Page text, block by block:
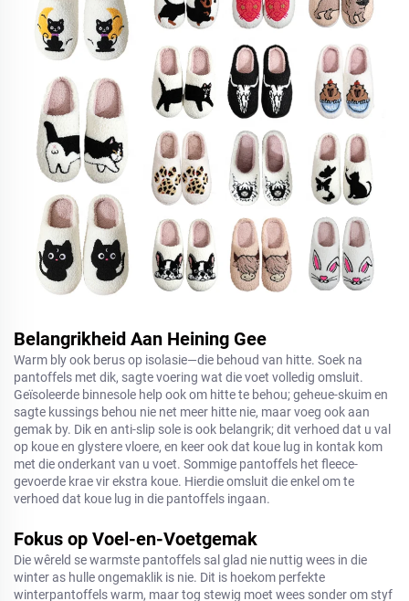
Belangrikheid Aan Heining Gee
Warm bly ook berus op isolasie—die behoud van hitte. Soek na
pantoffels met dik, sagte voering wat die voet volledig omsluit.
Geïsoleerde binnesole help ook om hitte te behou; geheue-skuim en
sagte kussings behou nie net meer hitte nie, maar voeg ook aan
gemak by. Dik en anti-slip sole is ook belangrik; dit verhoed dat u val
op koue en glystere vloere, en keer ook dat koue lug in kontak kom
met die onderkant van u voet. Sommige pantoffels het fleece-
gevoerde krae vir ekstra koue. Hierdie omsluit die enkel om te
verhoed dat koue lug in die pantoffels ingaan.
Fokus op Voel-en-Voetgemak
Die wêreld se warmste pantoffels sal glad nie nuttig wees in die
winter as hulle ongemaklik is nie. Dit is hoekom perfekte
winterpantoffels warm, maar tog stewig moet wees sonder om styf